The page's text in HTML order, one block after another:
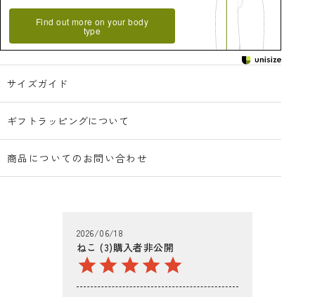
Find out more on your body
type
サイズガイド
ギフトラッピングについて
商品についてのお問い合わせ
ねこ 3 購入者非公開
2026/06/18